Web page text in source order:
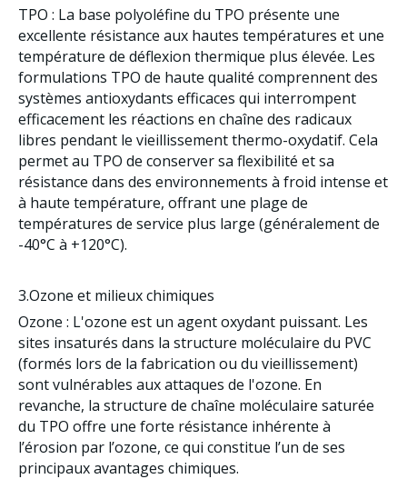
TPO : La base polyoléfine du TPO présente une
excellente résistance aux hautes températures et une
température de déflexion thermique plus élevée. Les
formulations TPO de haute qualité comprennentdes
systèmes antioxydants efficaces qui interrompent
efficacement les réactions en chaîne des radicaux
libres pendant le vieillissement thermo-oxydatif. Cela
permet au TPO de conserver sa flexibilité et sa
résistance dans des environnements à froid intense et
à haute température, offrant une plage de
températures de service plus large (généralement de
-40°C à +120°C).
3.Ozone et milieux chimiques
Ozone : L'ozone est un agent oxydant puissant. Les
sites insaturés dans la structure moléculaire du PVC
(formés lors de la fabrication ou du vieillissement)
sont vulnérables aux attaques de l'ozone. En
revanche, la structure de chaîne moléculaire saturée
du TPO offre une forte résistance inhérente à
l’érosion par l’ozone, ce qui constitue l’un de ses
principaux avantages chimiques.